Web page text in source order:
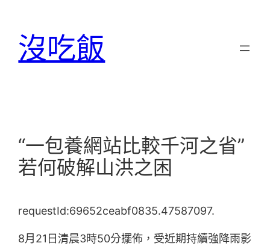
沒吃飯
“一包養網站比較千河之省”
若何破解山洪之困
requestId:69652ceabf0835.47587097.
8月21日清晨3時50分擺佈，受近期持續強降雨影